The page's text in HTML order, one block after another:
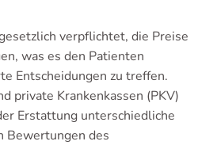
verpflichtet, die Preise
was es den Patienten
Entscheidungen zu treffen.
private Krankenkassen (PKV)
Erstattung unterschiedliche
Bewertungen des